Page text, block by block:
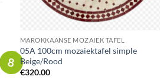
8
MAROKKAANSE MOZAIEK TAFEL
05A 100cm mozaiektafel simple
Beige/Rood
€320.00